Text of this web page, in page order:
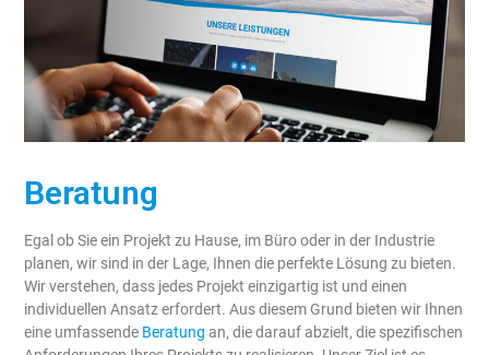
Beratung
Egal ob Sie ein Projekt zu Hause, im Büro oder in der Industrie
planen, wir sind in der Lage, Ihnen die perfekte Lösung zu bieten.
Wir verstehen, dass jedes Projekt einzigartig ist und einen
individuellen Ansatz erfordert. Aus diesem Grund bieten wir Ihnen
eine umfassende Beratung an, die darauf abzielt, die spezifischen